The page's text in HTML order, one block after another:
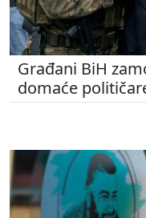
Građani BiH
domaće